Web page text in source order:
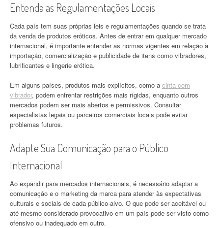
Entenda as Regulamentações Locais
Cada país tem suas próprias leis e regulamentações quando se trata
da venda de produtos eróticos. Antes de entrar em qualquer mercado
internacional, é importante entender as normas vigentes em relação à
importação, comercialização e publicidade de itens como vibradores,
lubrificantes e lingerie erótica.
Em alguns países, produtos mais explícitos, como a cinta com
vibrador, podem enfrentar restrições mais rígidas, enquanto outros
mercados podem ser mais abertos e permissivos. Consultar
especialistas legais ou parceiros comerciais locais pode evitar
problemas futuros.
Adapte Sua Comunicação para o Público
Internacional
Ao expandir para mercados internacionais, é necessário adaptar a
comunicação e o marketing da marca para atender às expectativas
culturais e sociais de cada público-alvo. O que pode ser aceitável ou
até mesmo considerado provocativo em um país pode ser visto como
ofensivo ou inadequado em outro.